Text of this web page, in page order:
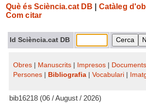
Què és Sciència.cat DB Catàleg
Com citar
Id Sciència.cat DB
Obres Manuscrits Impresos Documents
Persones
Bibliografia Vocabulari
bib16218 (06 / August / 2026)